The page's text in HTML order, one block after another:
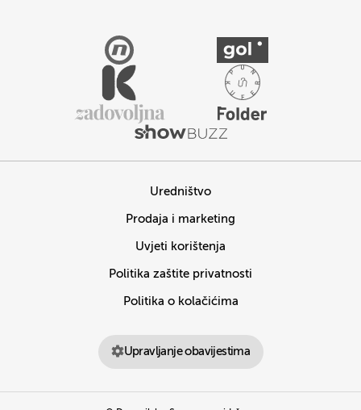
Uredništvo
Prodaja i marketing
Uvjeti korištenja
Politika zaštite privatnosti
Politika o kolačićima
Upravljanje obavijestima